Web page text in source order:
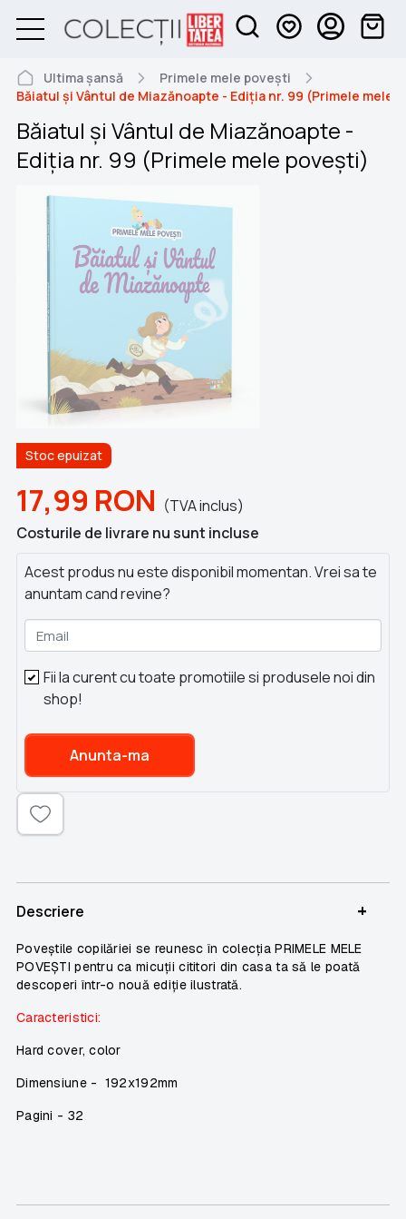
Ultima șansă
Primele mele povești
Băiatul și Vântul de Miazănoapte - Ediția nr. 99 (Primele mele
Băiatul și Vântul de Miazănoapte -
Ediția nr. 99 (Primele mele povești)
Stoc epuizat
17,99 RON (TVA inclus)
Costurile de livrare nu sunt incluse
Acest produs nu este disponibil momentan. Vrei sa te
anuntam cand revine?
Email
Fii la curent cu toate promotiile si produsele noi din
shop!
Anunta-ma
Descriere +
Poveștile copilăriei se reunesc în colecția PRIMELE MELE
POVEȘTI pentru ca micuții cititori din casa ta să le poată
descoperi într-o nouă ediție ilustrată.
Caracteristici:
Hard cover, color
Dimensiune - 192x192mm
Pagini - 32